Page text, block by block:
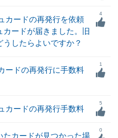
カードの再発行を依頼
カードが届きました。旧
したらよいですか？
4
ードの再発行に手数料
1
カードの再発行手数料
5
たカードが見つかった場
0